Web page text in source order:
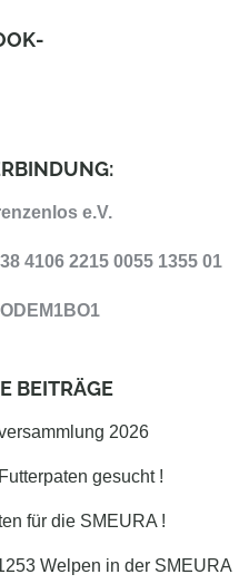
e.V.
4106 2215 0055 1355 01
BEITRÄGE
2026
gesucht !
für die SMEURA !
Welpen in der SMEURA